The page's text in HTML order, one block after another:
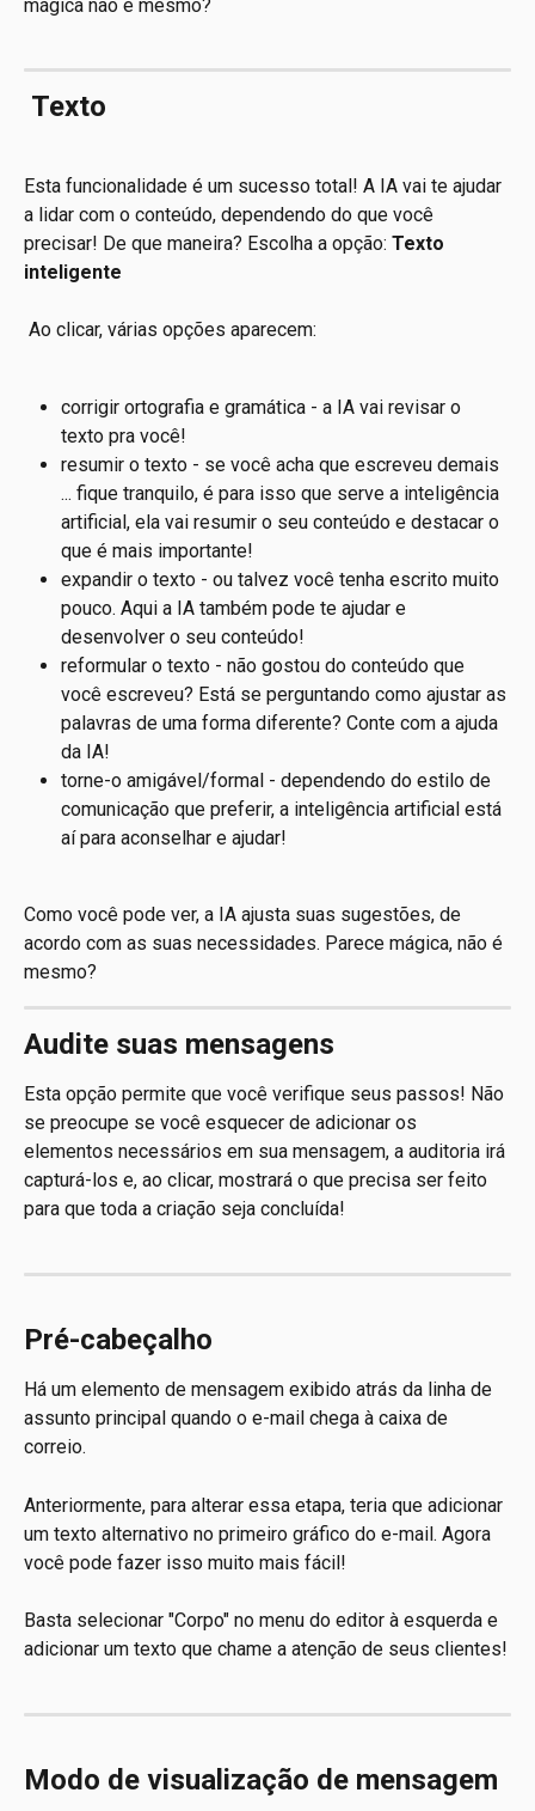
mágica não é mesmo?
Texto
Esta funcionalidade é um sucesso total! A IA vai te ajudar
a lidar com o conteúdo, dependendo do que você
precisar! De que maneira? Escolha a opção: Texto
inteligente
Ao clicar, várias opções aparecem:
corrigir ortografia e gramática - a IA vai revisar o
texto pra você!
resumir o texto - se você acha que escreveu demais
... fique tranquilo, é para isso que serve a inteligência
artificial, ela vai resumir o seu conteúdo e destacar o
que é mais importante!
expandir o texto - ou talvez você tenha escrito muito
pouco. Aqui a IA também pode te ajudar e
desenvolver o seu conteúdo!
reformular o texto - não gostou do conteúdo que
você escreveu? Está se perguntando como ajustar as
palavras de uma forma diferente? Conte com a ajuda
da IA!
torne-o amigável/formal - dependendo do estilo de
comunicação que preferir, a inteligência artificial está
aí para aconselhar e ajudar!
Como você pode ver, a IA ajusta suas sugestões, de
acordo com as suas necessidades. Parece mágica, não é
mesmo?
Audite suas mensagens
Esta opção permite que você verifique seus passos! Não
se preocupe se você esquecer de adicionar os
elementos necessários em sua mensagem, a auditoria irá
capturá-los e, ao clicar, mostrará o que precisa ser feito
para que toda a criação seja concluída!
Pré-cabeçalho
Há um elemento de mensagem exibido atrás da linha de
assunto principal quando o e-mail chega à caixa de
correio.
Anteriormente, para alterar essa etapa, teria que adicionar
um texto alternativo no primeiro gráfico do e-mail. Agora
você pode fazer isso muito mais fácil!
Basta selecionar "Corpo" no menu do editor à esquerda e
adicionar um texto que chame a atenção de seus clientes!
Modo de visualização de mensagem